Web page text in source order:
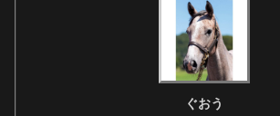
ぐおう